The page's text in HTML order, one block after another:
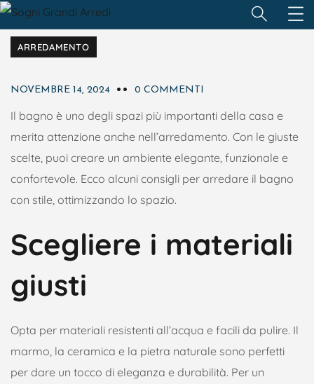
ARREDAMENTO
NOVEMBRE 14, 2024 0 COMMENTI
Il bagno è uno degli spazi più importanti della casa e
merita attenzione anche nell’arredamento. Con le giuste
scelte, puoi creare un ambiente elegante, funzionale e
confortevole. Ecco alcuni consigli per arredare il bagno
con stile, ottimizzando lo spazio.
Scegliere i materiali
giusti
Opta per materiali resistenti all’acqua e facili da pulire. Il
marmo, la ceramica e la pietra naturale sono perfetti
per dare un tocco di eleganza e durabilità. Per un